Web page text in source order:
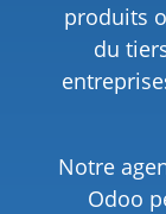
produits
du
Notre
Odoo